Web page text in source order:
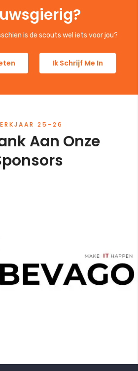
is de scouts wel iets voor jou?
Ik Schrijf Me In
25-26
Aan Onze